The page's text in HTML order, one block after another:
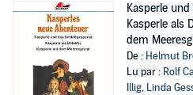
Kasperle
Kasperle als
dem
De : Helmut
Lu par : Rolf
Illig, Linda